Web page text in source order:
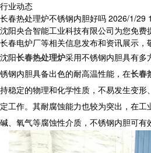
行业动态
长春热处理炉不锈钢内胆好吗 2026/1/29
沈阳央合智能工业科技有限公司为您免费
长春电炉厂等相关信息发布和资讯展示，
沈阳长春热处理炉采用不锈钢内胆具有多
锈钢内胆具备出色的耐高温性能，在长春
持稳定的物理和化学性质，不易发生变
定工作。其耐腐蚀能力也较为突出，在工
碱、氧气等腐蚀性介质，不锈钢内胆可有